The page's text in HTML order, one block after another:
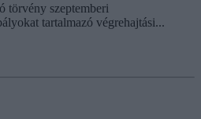
törvény szeptemberi
tartalmazó végrehajtási...